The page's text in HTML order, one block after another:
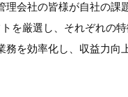
会社の皆様が自社の課
を厳選し、それぞれの
を効率化し、収益力向